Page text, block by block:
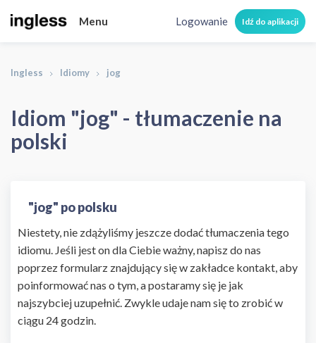
Menu Logowanie Idź do aplikacji
Ingless Idiomy jog
Idiom "jog" - tłumaczenie na
polski
"jog" po polsku
Niestety, nie zdążyliśmy jeszcze dodać tłumaczenia tego
idiomu. Jeśli jest on dla Ciebie ważny, napisz do nas
poprzez formularz znajdujący się w zakładce kontakt, aby
poinformować nas o tym, a postaramy się je jak
najszybciej uzupełnić. Zwykle udaje nam się to zrobić w
ciągu 24 godzin.